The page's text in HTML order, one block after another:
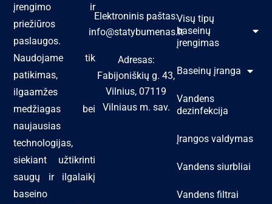
įrengimo ir
priežiūros
paslaugos.
Naudojame tik
patikimas,
ilgaamžes
medžiagas bei
naujausias
technologijas,
siekiant užtikrinti
saugų ir ilgalaikį
baseino
Elektroninis paštas:
info@statybumenas.lt
Adresas:
Fabijoniškių g. 43,
Vilnius, 07119
Vilniaus m. sav.
Visų tipų
baseinų
įrengimas
Baseinų įranga
Vandens
dezinfekcija
Įrangos valdymas
Vandens siurbliai
Vandens filtrai